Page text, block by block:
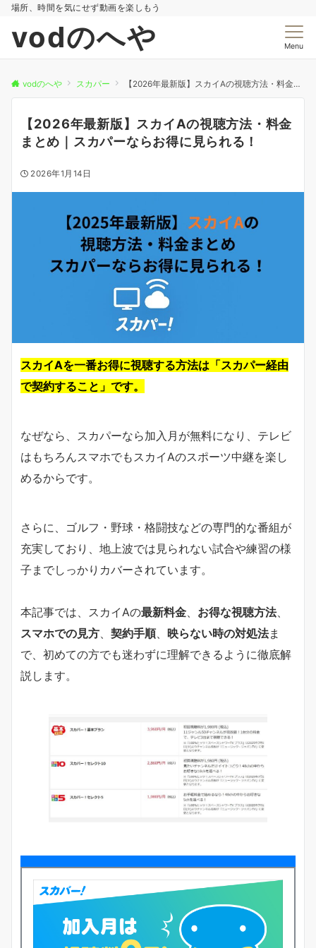
場所、時間を気にせず動画を楽しもう
vodのへや Menu
vodのへや スカパー 【2026年最新版】スカイAの視聴方法・料金まとめ｜スカパーならお得に見られる！
【2026年最新版】スカイAの視聴方法・料金
まとめ｜スカパーならお得に見られる！
2026年1月14日
スカイAを一番お得に視聴する方法は「スカパー経由
で契約すること」です。
なぜなら、スカパーなら加入月が無料になり、テレビ
はもちろんスマホでもスカイAのスポーツ中継を楽し
めるからです。
さらに、ゴルフ・野球・格闘技などの専門的な番組が
充実しており、地上波では見られない試合や練習の様
子までしっかりカバーされています。
本記事では、スカイAの最新料金 お得な視聴方法、
スマホでの見方
契約手順、 映らない時の対処法ま
で、初めての方でも迷わずに理解できるように徹底解
説します。